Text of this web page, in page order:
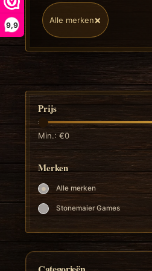
9,9 Alle merken×
Prijs
Min.: €0
Merken
Alle merken
Stonemaier Games